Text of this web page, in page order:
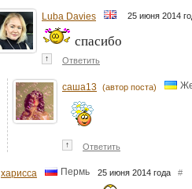
Luba Davies 25 июня 2014
спасибо
↑ Ответить
саша13 (автор поста)
↑ Ответить
харисса Пермь 25 июня 2014 года #